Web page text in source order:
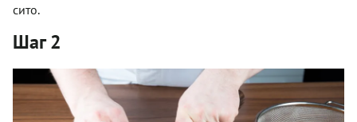
сито.
Шаг 2